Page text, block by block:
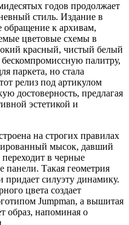
годов продолжает
стиль. Издание в
обращение к архивам,
цветовые схемы в
красный, чистый белый
палитру,
паркета, но стала
релиз под артикулом
достоверность, предлагая
эстетикой и
на строгих правилах
мысок, давший
в черные
панели. Такая геометрия
придает силуэту динамику.
цвета создает
Jumpman, а вышитая
образ, напоминая о